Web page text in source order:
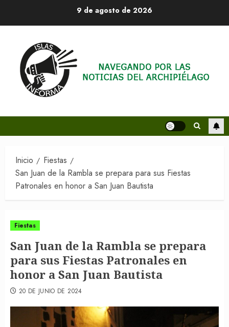
9 de agosto de 2026
Inicio
Fiestas
San Juan de la Rambla se prepara para sus Fiestas
Patronales en honor a San Juan Bautista
Fiestas
San Juan de la Rambla se prepara
para sus Fiestas Patronales en
honor a San Juan Bautista
20 DE JUNIO DE 2024